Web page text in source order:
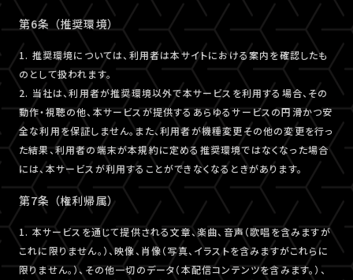
第6条 （推奨環境）
1. 推奨環境については、利用者は本サイトにおける案内を確認したも
のとして扱われます。
2. 当社は、利用者が推奨環境以外で本サービスを利用する場合、その
動作・視聴の他、本サービスが提供するあらゆるサービスの円滑かつ安
全な利用を保証しません。また、利用者が機種変更その他の変更を行っ
た結果、利用者の端末が本規約に定める推奨環境ではなくなった場合
には、本サービスが利用することができなくなるときがあります。
第7条 （権利帰属）
1. 本サービスを通じて提供される文章、楽曲、音声（歌唱を含みますが
これに限りません。）、映像、肖像（写真、イラストを含みますがこれらに
限りません。）、その他一切のデータ（本配信コンテンツを含みます。）、